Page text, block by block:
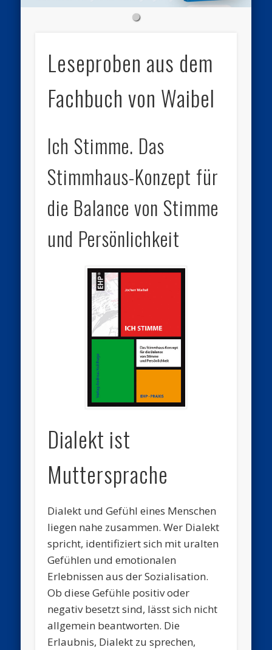
Leseproben aus dem
Fachbuch von Waibel
Ich Stimme. Das
Stimmhaus-Konzept für
die Balance von Stimme
und Persönlichkeit
Dialekt ist
Muttersprache
Dialekt und Gefühl eines Menschen
liegen nahe zusammen. Wer Dialekt
spricht, identifiziert sich mit uralten
Gefühlen und emotionalen
Erlebnissen aus der Sozialisation.
Ob diese Gefühle positiv oder
negativ besetzt sind, lässt sich nicht
allgemein beantworten. Die
Erlaubnis, Dialekt zu sprechen,